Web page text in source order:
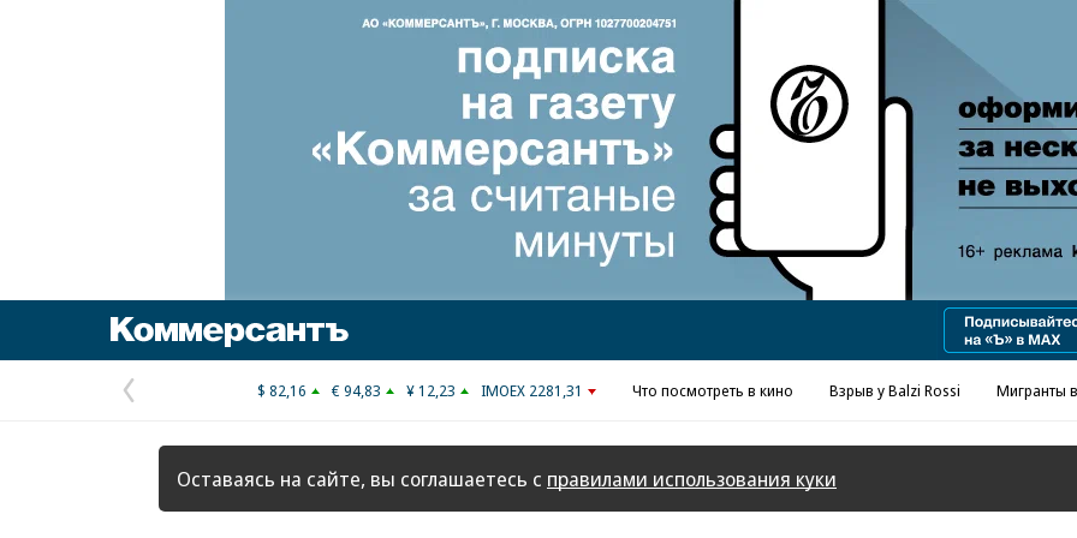
Реклама в «Ъ» www.kommersant.ru/ad
Предыдущая
страница
$ 82,16 € 94,83 ¥ 12,23 IMOEX 2281,31 Что посмотреть в кино Взрыв у Balzi Rossi Мигранты
Оставаясь на сайте, вы соглашаетесь с правилами использования куки